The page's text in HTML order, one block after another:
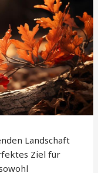
Landschaft
Ziel für